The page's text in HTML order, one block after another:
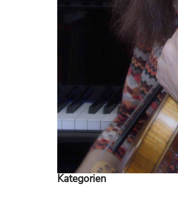
Kategorien